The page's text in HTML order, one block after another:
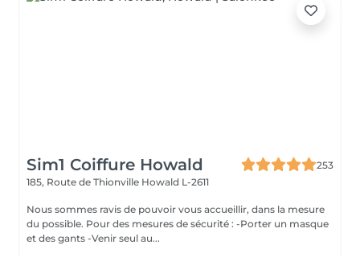
Sim1 Coiffure Howald
253
185, Route de Thionville Howald L-2611
Nous sommes ravis de pouvoir vous accueillir, dans la mesure
du possible. Pour des mesures de sécurité : -Porter un masque
et des gants -Venir seul au...